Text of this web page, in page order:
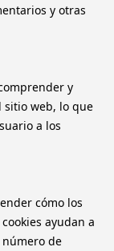
y otras
y
sitio web, lo que
a los
cómo los
ayudan a
de